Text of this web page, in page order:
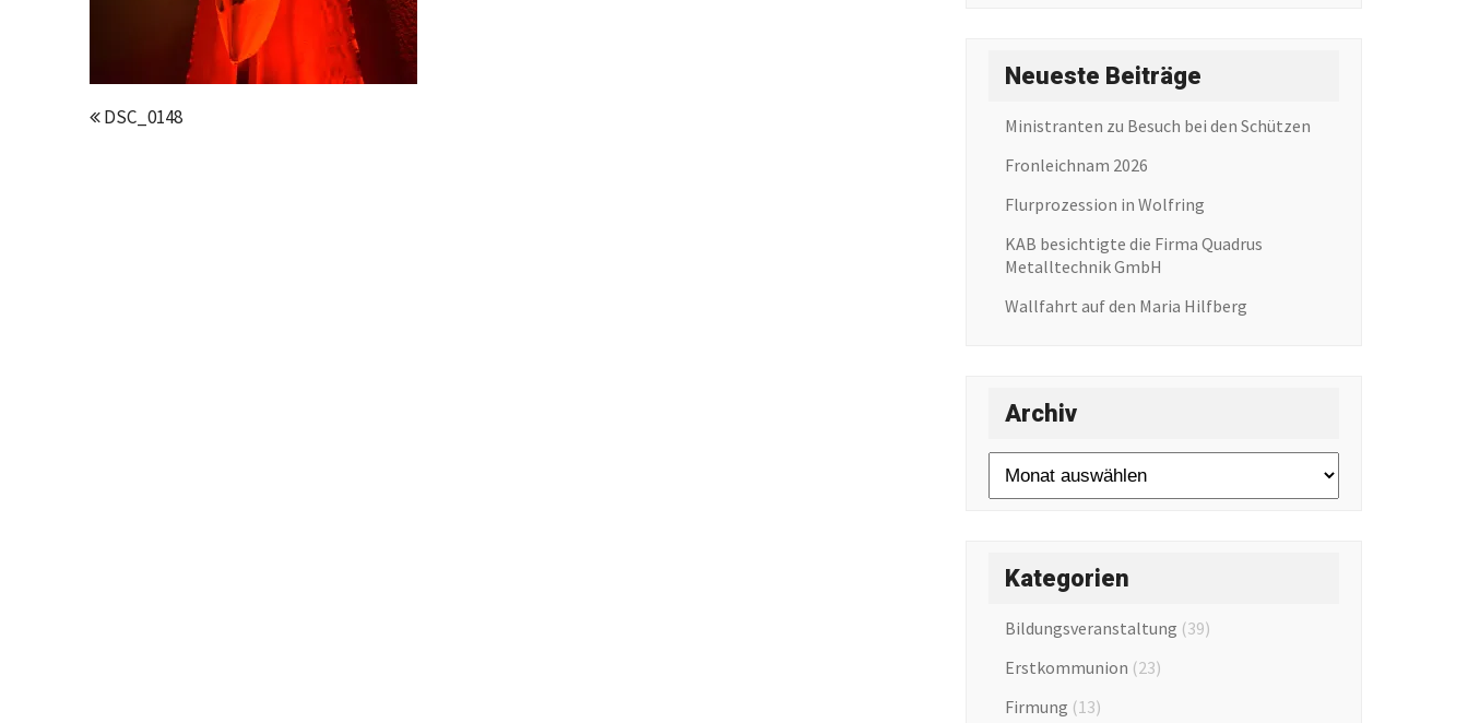
DSC_0148
Neueste Beiträge
Ministranten zu Besuch bei den Schützen
Fronleichnam 2026
Flurprozession in Wolfring
KAB besichtigte die Firma Quadrus
Metalltechnik GmbH
Wallfahrt auf den Maria Hilfberg
Archiv
Archiv
Kategorien
Bildungsveranstaltung (39)
Erstkommunion (23)
Firmung (13)